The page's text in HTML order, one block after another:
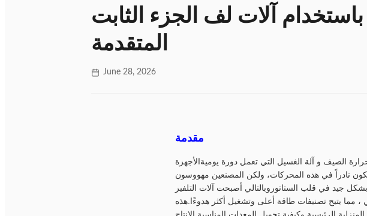
آلات لف الجزء الثابت
المتقدمة
June 28, 2026
مقدمة
الصيف و آلة الغسيل التي تعمل دورة يوميةالأجهزة
نادراً في هذه المحركات، ولكن المصنعين مهووسون
جيد في قلب الستاتوروبالتالي أصبحت آلات التلفير
، مما يتيح تصنيفات طاقة أعلى وتشغيل أكثر هدوءًا.هذه